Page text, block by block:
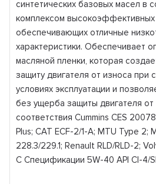
синтетических базовых масел в
комплексом высокоэффективных
обеспечивающих отличные
характеристики. Обеспечивает
масляной пленки, которая
защиту двигателя от износа при
условиях эксплуатации и
без ущерба защиты двигателя от
соответствия Cummins CES
Plus; CAT ECF-2/1-А; MTU Type 2;
228.3/229.1; Renault RLD/RLD-2;
C Спецификации 5W-40 API CI-4/